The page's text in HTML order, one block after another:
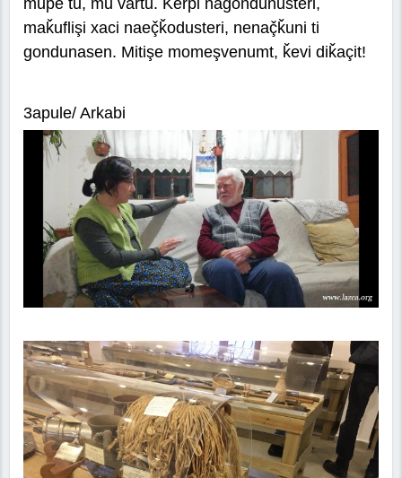
mupe t̆u, mu vart̆u. Ǩerp̌i nagondunusteri,
maǩuflişi xaci naeç̌ǩodusteri, nenaç̌ǩuni ti
gondunasen. Mitişe momeşvenumt, ǩevi diǩaçit!
3apule/ Arkabi